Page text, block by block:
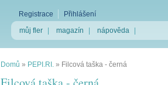
Registrace
Přihlášení
můj fler
magazín nápověda
Domů » PEPI.RI. » Filcová taška - černá